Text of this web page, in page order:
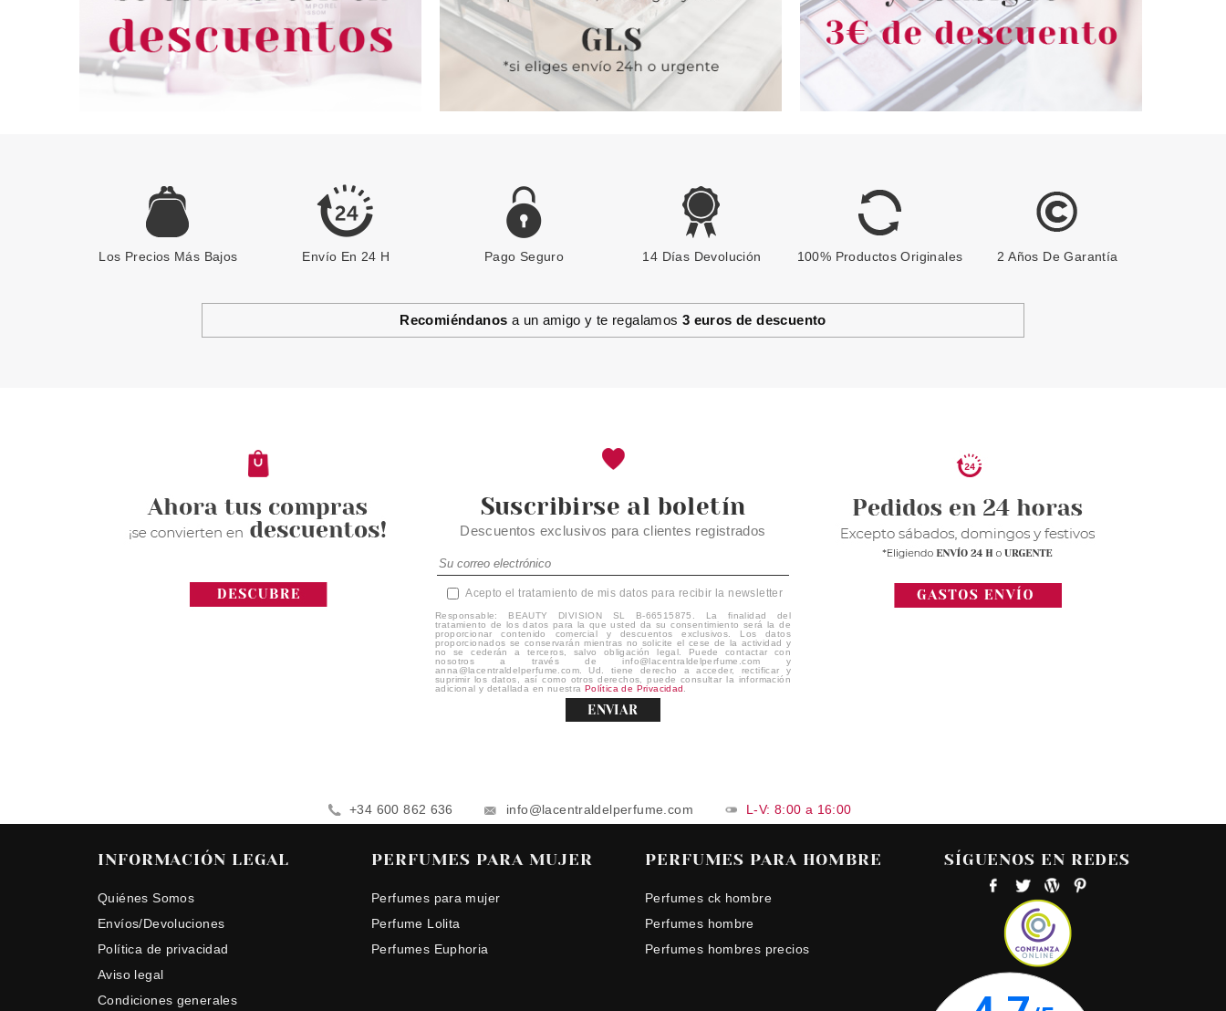
Los Precios Más Bajos Envío En 24 H Pago Seguro 14 Días Devolución 100% Productos Originales 2 Años De Garantía
Recomiéndanos a un amigo y te regalamos 3 euros de descuento
Suscribirse al boletín
Descuentos exclusivos para clientes registrados
Acepto el tratamiento de mis datos para recibir la newsletter
Responsable: BEAUTY DIVISION SL B-66515875. La finalidad del
tratamiento de los datos para la que usted da su consentimiento será la de
proporcionar contenido comercial y descuentos exclusivos. Los datos
proporcionados se conservarán mientras no solicite el cese de la actividad y
no se cederán a terceros, salvo obligación legal. Puede contactar con
nosotros a través de info@lacentraldelperfume.com y
anna@lacentraldelperfume.com. Ud. tiene derecho a acceder, rectificar y
suprimir los datos, así como otros derechos, puede consultar la información
adicional y detallada en nuestra Política de Privacidad
ENVIAR
+34 600 862 636 info@lacentraldelperfume.com L-V: 8:00 a 16:00
INFORMACIÓN LEGAL
Quiénes Somos
Envíos/Devoluciones
Política de privacidad
Aviso legal
Condiciones generales
PERFUMES PARA MUJER
Perfumes para mujer
Perfume Lolita
Perfumes Euphoria
PERFUMES PARA HOMBRE
Perfumes ck hombre
Perfumes hombre
Perfumes hombres precios
SÍGUENOS EN REDES